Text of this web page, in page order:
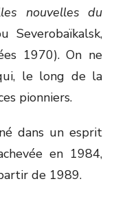
nouvelles du
Severobaïkalsk,
1970). On ne
le long de la
pionniers.
dans un esprit
en 1984,
de 1989.